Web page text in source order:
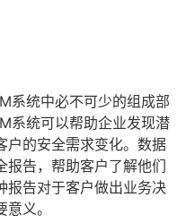
系统中必不可少的组成部
系统可以帮助企业发现潜
户的安全需求变化。数据
报告，帮助客户了解他们
报告对于客户做出业务决
义。